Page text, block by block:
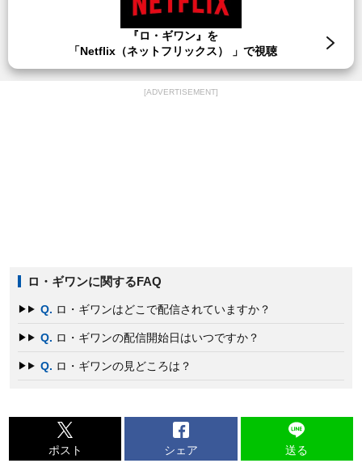
『ロ・ギワン』を
「Netflix（ネットフリックス） 」で視聴
[ADVERTISEMENT]
ロ・ギワンに関するFAQ
Q. ロ・ギワンはどこで配信されていますか？
Q. ロ・ギワンの配信開始日はいつですか？
Q. ロ・ギワンの見どころは？
ポスト シェア 送る